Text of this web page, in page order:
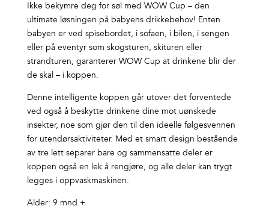
Ikke bekymre deg for søl med WOW Cup – den
ultimate løsningen på babyens drikkebehov! Enten
babyen er ved spisebordet, i sofaen, i bilen, i sengen
eller på eventyr som skogsturen, skituren eller
strandturen, garanterer WOW Cup at drinkene blir der
de skal – i koppen.
Denne intelligente koppen går utover det forventede
ved også å beskytte drinkene dine mot uønskede
insekter, noe som gjør den til den ideelle følgesvennen
for utendørsaktiviteter. Med et smart design bestående
av tre lett separer bare og sammensatte deler er
koppen også en lek å rengjøre, og alle deler kan trygt
legges i oppvaskmaskinen.
Alder: 9 mnd +